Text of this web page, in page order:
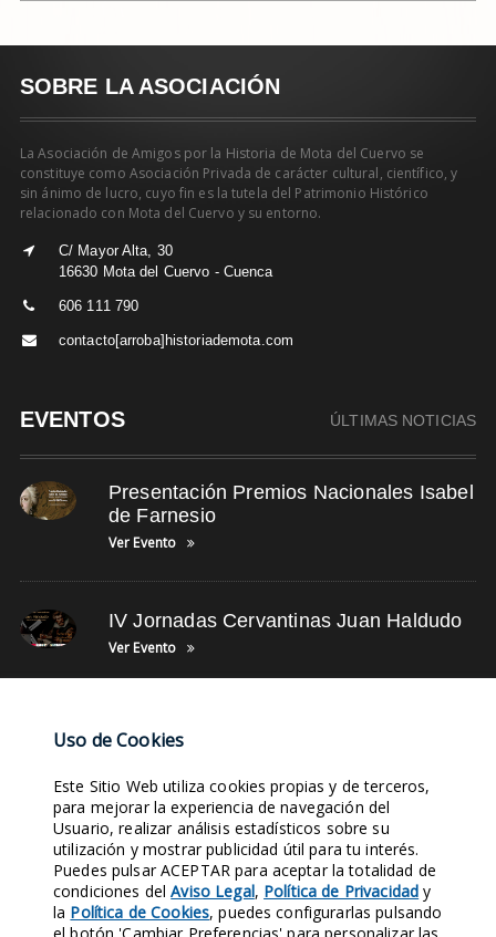
SOBRE LA ASOCIACIÓN
La Asociación de Amigos por la Historia de Mota del Cuervo se
constituye como Asociación Privada de carácter cultural, científico, y
sin ánimo de lucro, cuyo fin es la tutela del Patrimonio Histórico
relacionado con Mota del Cuervo y su entorno.
C/ Mayor Alta, 30
16630 Mota del Cuervo - Cuenca
606 111 790
contacto[arroba]historiademota.com
EVENTOS ÚLTIMAS NOTICIAS
Presentación Premios Nacionales Isabel
de Farnesio
Ver Evento
IV Jornadas Cervantinas Juan Haldudo
Ver Evento
NUBE DE TAGS
TUNEL DEL TIEMPO LEYENDAS FOTOS DE OFICIOS
ESTATUTOS FOTOS DE TRADICIONES EVENTOS OBJETIVOS
ÚLTIMAS NOTICIAS SIGLO XVII
Entra en nuestras Redes Sociales y síguenos. Conocerás nuestra
Uso de Cookies
Este Sitio Web utiliza cookies propias y de terceros,
para mejorar la experiencia de navegación del
Usuario, realizar análisis estadísticos sobre su
utilización y mostrar publicidad útil para tu interés.
Puedes pulsar ACEPTAR para aceptar la totalidad de
condiciones delAviso Legal, Política de Privacidad y
la Política de Cookies, puedes configurarlas pulsando